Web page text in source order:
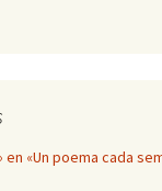
en «Un poema cada